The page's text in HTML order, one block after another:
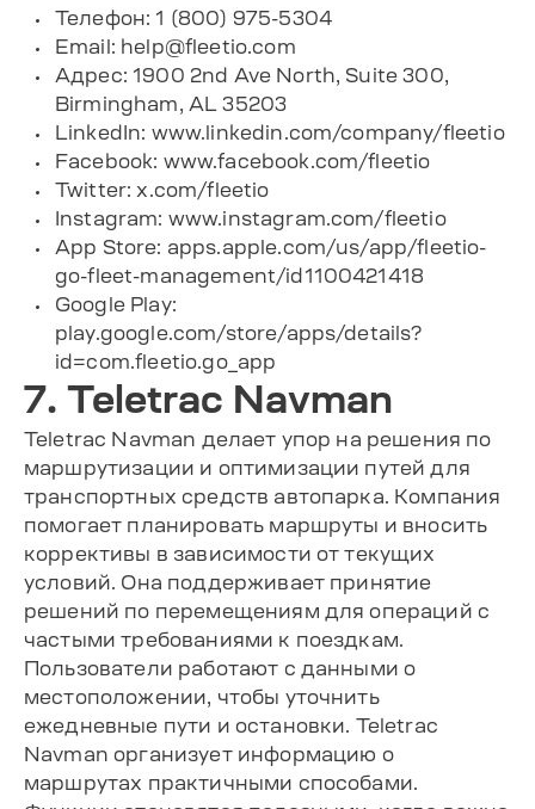
Телефон: 1 (800) 975-5304
Email: help@fleetio.com
Адрес: 1900 2nd Ave North, Suite 300,
Birmingham, AL 35203
LinkedIn: www.linkedin.com/company/fleetio
Facebook: www.facebook.com/fleetio
Twitter: x.com/fleetio
Instagram: www.instagram.com/fleetio
App Store: apps.apple.com/us/app/fleetio-
go-fleet-management/id1100421418
Google Play:
play.google.com/store/apps/details?
id=com.fleetio.go_app
7. Teletrac Navman
Teletrac Navman делает упор на решения по
маршрутизации и оптимизации путей для
транспортных средств автопарка. Компания
помогает планировать маршруты и вносить
коррективы в зависимости от текущих
условий. Она поддерживает принятие
решений по перемещениям для операций с
частыми требованиями к поездкам.
Пользователи работают с данными о
местоположении, чтобы уточнить
ежедневные пути и остановки. Teletrac
Navman организует информацию о
маршрутах практичными способами.